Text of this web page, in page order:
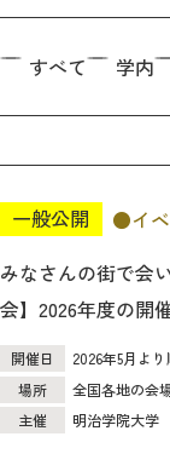
ボランティア
生涯学習・社
入試情報サイ
すべて 学内
一般公開
イ
みなさんの街で会
会】2026年度の開
開催日
2026年5月よ
場所
全国各地の会
主催
明治学院大学